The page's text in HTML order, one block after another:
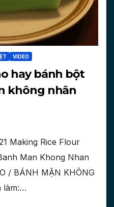
VIDEO
hay bánh bột
không nhân
Making Rice Flour
Man Khong Nhan
/ BÁNH MẶN KHÔNG
làm:…